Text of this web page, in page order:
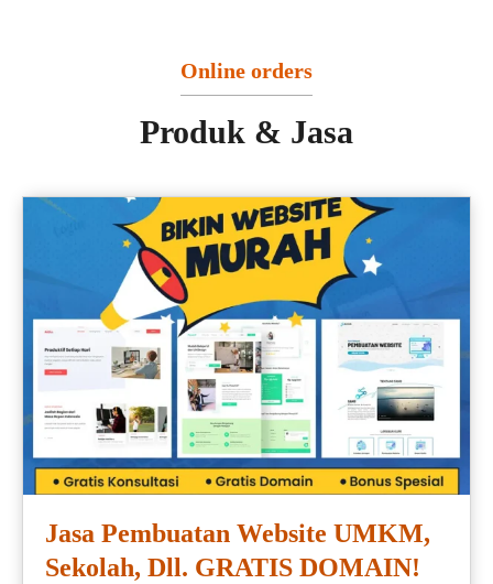
Online orders
Produk & Jasa
Jasa Pembuatan Website UMKM,
Sekolah, Dll. GRATIS DOMAIN!